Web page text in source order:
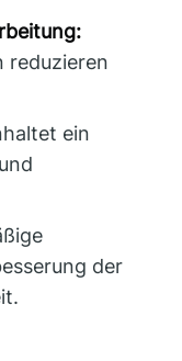
reduzieren
ein
der